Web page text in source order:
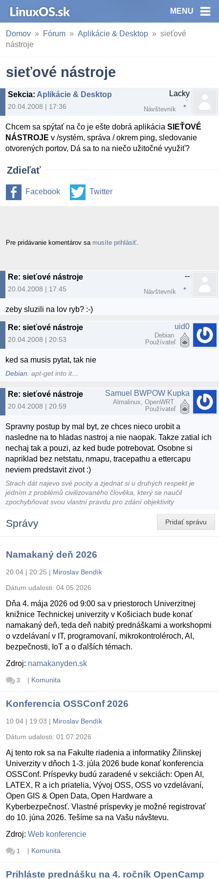
MENU
Domov Fórum Aplikácie & Desktop
sieťové
nástroje
sieťové nástroje
Sekcia: Aplikácie & Desktop
20.04.2008 | 17:36
Lacky
Návštevník
Chcem sa spýtať na čo je ešte dobrá aplikáciaSIEŤOVÉ
NÁSTROJE v /systém, správa / okrem ping, sledovanie
otvorených portov, Dá sa to na niečo užitočné využiť?
Zdieľať
Facebook Twitter
Pre pridávanie komentárov sa musíte prihlásiť
Re: sieťové nástroje
20.04.2008 | 17:45
--
Návštevník
zeby sluzili na lov ryb? :-)
Re: sieťové nástroje
20.04.2008 | 20:53
uid0
Debian
Používateľ
ked sa musis pytat, tak nie
Debian. apt-get into it…
Re: sieťové nástroje
20.04.2008 | 20:59
Samuel BWPOW Kupka
Almalinux, OpenWRT
Používateľ
Spravny postup by mal byt, ze chces nieco urobit a
nasledne na to hladas nastroj a nie naopak. Takze zatial ich
nechaj tak a pouzi, az ked bude potrebovat. Osobne si
napriklad bez netstatu, nmapu, tracepathu a ettercapu
neviem predstavit zivot :)
Strach dát najevo své pocity a zjednat si u druhých respekt je
jedním z problémů civilizovaného člověka, který se naučil
zpochybňovat svou vlastní pravdu pro zdání objektivity
Pridať správu
Správy
Namakaný deň 2026
20.04 | 20:25 | Miroslav Bendík
Dátum udalosti: 04.05.2026
Dňa 4. mája 2026 od 9:00 sa v priestoroch Univerzitnej
knižnice Technickej univerzity v Košiciach bude konať
namakaný deň, teda deň nabitý prednáškami a workshopmi
o vzdelávaní v IT, programovaní, mikrokontroléroch, AI,
bezpečnosti, IoT a o ďalších témach.
Zdroj: namakanyden.sk
3 | Komunita
Konferencia OSSConf 2026
10.04 | 19:03 | Miroslav Bendík
Dátum udalosti: 01.07.2026
Aj tento rok sa na Fakulte riadenia a informatiky Žilinskej
Univerzity v dňoch 1-3. júla 2026 bude konať konferencia
OSSConf. Príspevky budú zaradené v sekciách: Open AI,
LATEX, R a ich priatelia, Vývoj OSS, OSS vo vzdelávaní,
Open GIS & Open Data, Open Hardware a
Kyberbezpečnosť. Vlastné príspevky je možné registrovať
do 10. júna 2026. Tešíme sa na Vašu návštevu.
Zdroj: Web konferencie
1 | Komunita
Prihláste prednášku na 4. ročník OpenCamp